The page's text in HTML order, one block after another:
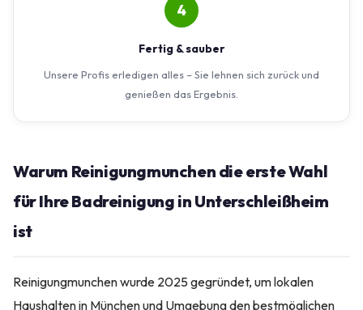
4
Fertig & sauber
Unsere Profis erledigen alles – Sie lehnen sich zurück und
genießen das Ergebnis.
Warum Reinigungmunchen die erste Wahl
für Ihre Badreinigung in Unterschleißheim
ist
Reinigungmunchen wurde 2025 gegründet, um lokalen
Haushalten in München und Umgebung den bestmöglichen